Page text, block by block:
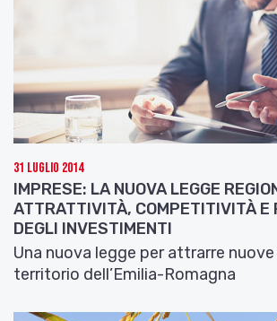
31 Luglio 2014
IMPRESE: LA NUOVA LEGGE
ATTRATTIVITÀ, COMPETITIVITÀ E
DEGLI INVESTIMENTI
Una nuova legge per attrarre
territorio dell’Emilia-Romagna